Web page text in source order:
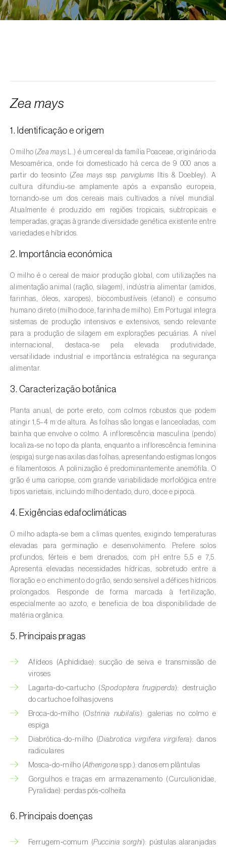
Alface (Lactuca sativa)
Alho-francês (
Ambientes aquáticos (
de tratamento de águas residuais)
Ameixeira (Prunus domestica L.)
Amendoeira (Prunus dulcis)
Amendoim (Arachis hypogaea)
Ananás / Abacaxi (Ananas comosus)
Anona (Annona spp.)
Áreas não cultivadas ( )
Aromáticas, condimentares e medicinais
(Coriandrum, Petroselinum, Mentha, Ocimum,
Melissa, Pimpinella, Rosmarinus e outras
Arroz (Oryza spp. )
Aveia ( Avena sativa )
Aveleira ( Corylus avellana L.)
Azinheira (Quercus ilex e Quercus
rotundifolia)
Banana (Musa spp. )
Batata (Solanum tuberosum)
Batata-doce ( Ipomoea batatas )
Begónia (Hillebrandia sandwicensis e
Begonia spp.)
Beringela (
Beterraba (Beta spp.
Bétula (Betula spp. )
Buxo (Buxus sempervirens L.
Theobroma cacao
Cafeeiro (
Cajueiro (Anacardium occidentale
Cânhamo / Canábis (Cannabis sativa
Carambola (Averrhoa carambola
Carpino-europeu (Carpinus betulus)
Zea mays
1. Identificação e origem
O milho (Zea mays L.) é um cereal da família Poaceae, originário da
Mesoamérica, onde foi domesticado há cerca de 9 000 anos a
partir do teosinto (Zea mays ssp. parviglumis Iltis & Doebley). A
cultura difundiu‑se amplamente após a expansão europeia,
tornando‑se um dos cereais mais cultivados a nível mundial.
Atualmente é produzido em regiões tropicais, subtropicais e
temperadas, graças à grande diversidade genética existente entre
variedades e híbridos.
2. Importância económica
O milho é o cereal de maior produção global, com utilizações na
alimentação animal (ração, silagem), indústria alimentar (amidos,
farinhas, óleos, xaropes), biocombustíveis (etanol) e consumo
humano direto (milho doce, farinha de milho). Em Portugal integra
sistemas de produção intensivos e extensivos, sendo relevante
para a produção de silagem em explorações pecuárias. A nível
internacional, destaca‑se pela elevada produtividade,
versatilidade industrial e importância estratégica na segurança
alimentar.
3. Caracterização botânica
Planta anual, de porte ereto, com colmos robustos que podem
atingir 1,5–4 m de altura. As folhas são longas e lanceoladas, com
bainha que envolve o colmo. A inflorescência masculina (pendo)
localiza‑se no topo da planta, enquanto a inflorescência feminina
(espiga) surge nas axilas das folhas, apresentando estigmas longos
e filamentosos. A polinização é predominantemente anemófila. O
grão é uma cariopse, com grande variabilidade morfológica entre
tipos varietais, incluindo milho dentado, duro, doce e pipoca.
4. Exigências edafoclimáticas
O milho adapta‑se bem a climas quentes, exigindo temperaturas
elevadas para germinação e desenvolvimento. Prefere solos
profundos, férteis e bem drenados, com pH entre 5,5 e 7,5.
Apresenta elevadas necessidades hídricas, sobretudo entre a
floração e o enchimento do grão, sendo sensível a défices hídricos
prolongados. Responde de forma marcada à fertilização,
especialmente ao azoto, e beneficia de boa disponibilidade de
matéria orgânica.
5. Principais pragas
Afídeos (Aphididae): sucção de seiva e transmissão de
viroses
Lagarta‑do‑cartucho (Spodoptera frugiperda): destruição
do cartucho e folhas jovens
Broca‑do‑milho (Ostrinia nubilalis ): galerias no colmo e
espiga
Diabrótica-do-milho (Diabrotica virgifera virgifera): danos
radiculares
Mosca‑do‑milho (Atherigona spp.): danos em plântulas
Gorgulhos e traças em armazenamento (Curculionidae,
Pyralidae): perdas pós‑colheita
6. Principais doenças
Ferrugem‑comum (Puccinia sorghi): pústulas alaranjadas